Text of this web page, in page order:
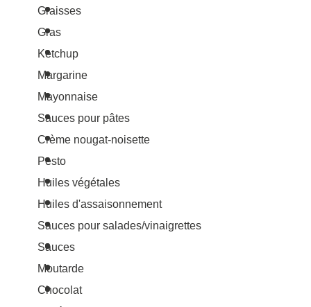
Graisses
Gras
Ketchup
Margarine
Mayonnaise
Sauces pour pâtes
Crème nougat-noisette
Pesto
Huiles végétales
Huiles d'assaisonnement
Sauces pour salades/vinaigrettes
Sauces
Moutarde
Chocolat